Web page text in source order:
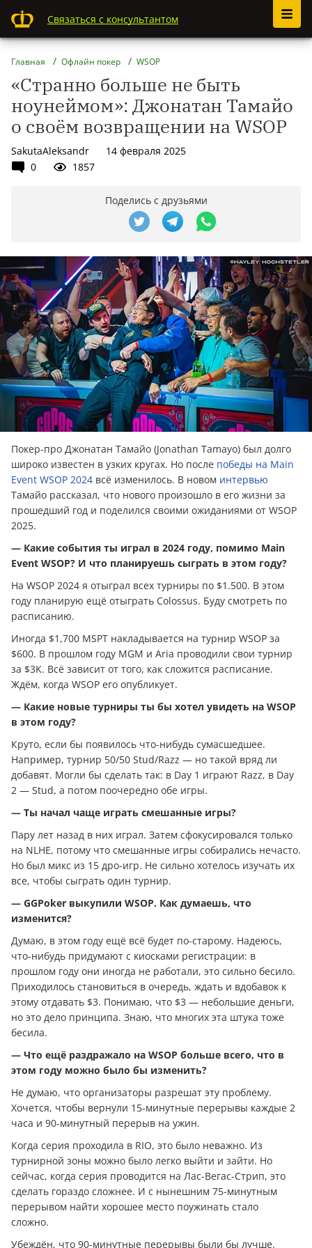
Связаться с консультантом
Главная Офлайн покер WSOP
«Странно больше не быть
ноунеймом»: Джонатан Тамайо
о своём возвращении на WSOP
SakutaAleksandr
14 февраля 2025
0
1857
Поделись с друзьями
Покер-про Джонатан Тамайо (Jonathan Tamayo) был долго
широко известен в узких кругах. Но после победы на Main
Event WSOP 2024 всё изменилось. В новом интервью
Тамайо рассказал, что нового произошло в его жизни за
прошедший год и поделился своими ожиданиями от WSOP
2025.
— Какие события ты играл в 2024 году, помимо Main
Event WSOP? И что планируешь сыграть в этом году?
На WSOP 2024 я отыграл всех турниры по $1.500. В этом
году планирую ещё отыграть Colossus. Буду смотреть по
расписанию.
Иногда $1,700 MSPT накладывается на турнир WSOP за
$600. В прошлом году MGM и Aria проводили свои турнир
за $3K. Всё зависит от того, как сложится расписание.
Ждём, когда WSOP его опубликует.
— Какие новые турниры ты бы хотел увидеть на WSOP
в этом году?
Круто, если бы появилось что-нибудь сумасшедшее.
Например, турнир 50/50 Stud/Razz — но такой вряд ли
добавят. Могли бы сделать так: в Day 1 играют Razz, в Day
2 — Stud, а потом поочередно обе игры.
— Ты начал чаще играть смешанные игры?
Пару лет назад в них играл. Затем сфокусировался только
на NLHE, потому что смешанные игры собирались нечасто.
Но был микс из 15 дро-игр. Не сильно хотелось изучать их
все, чтобы сыграть один турнир.
— GGPoker выкупили WSOP. Как думаешь, что
изменится?
Думаю, в этом году ещё всё будет по-старому. Надеюсь,
что-нибудь придумают с киосками регистрации: в
прошлом году они иногда не работали, это сильно бесило.
Приходилось становиться в очередь, ждать и вдобавок к
этому отдавать $3. Понимаю, что $3 — небольшие деньги,
но это дело принципа. Знаю, что многих эта штука тоже
бесила.
— Что ещё раздражало на WSOP больше всего, что в
этом году можно было бы изменить?
Не думаю, что организаторы разрешат эту проблему.
Хочется, чтобы вернули 15-минутные перерывы каждые 2
часа и 90-минутный перерыв на ужин.
Когда серия проходила в RIO, это было неважно. Из
турнирной зоны можно было легко выйти и зайти. Но
сейчас, когда серия проводится на Лас-Вегас-Стрип, это
сделать гораздо сложнее. И с нынешним 75-минутным
перерывом найти хорошее место поужинать стало
сложно.
Убеждён, что 90-минутные перерывы были бы лучше.